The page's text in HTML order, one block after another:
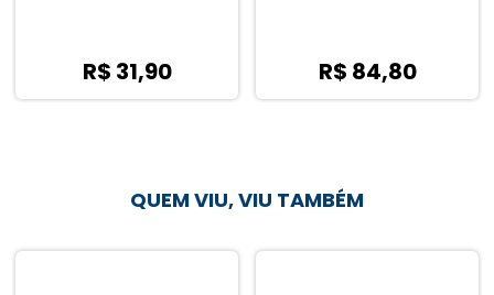
R$ 84,80 R$ 126,90
QUEM VIU, VIU TAMBÉM